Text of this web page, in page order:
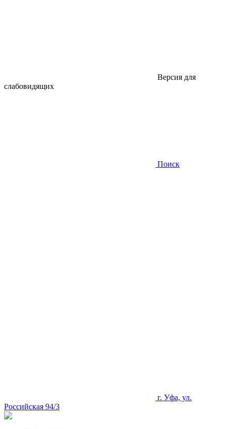
Версия для
слабовидящих
Поиск
г. Уфа, ул.
Российская 94/3